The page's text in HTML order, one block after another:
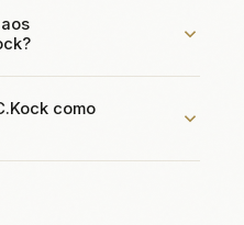
fotos, plantas e valores.
bancos (Caixa
do Brasil), além de
a construtora. Para
comum é 30% durante
Entre em contato
pelo WhatsApp (47)
Reis (CRECI SC
personalizado com
como